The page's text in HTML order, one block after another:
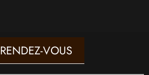
RENDEZ-VOUS